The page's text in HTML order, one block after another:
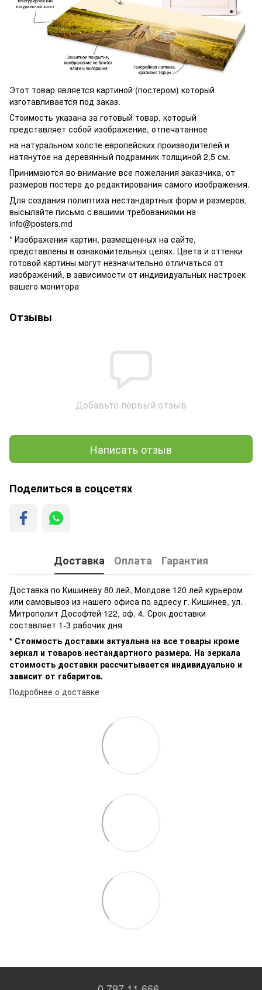
Этот товар является картиной (постером) который
изготавливается под заказ.
Стоимость указана за готовый товар, который
представляет собой изображение, отпечатанное
на натуральном холсте европейских производителей и
натянутое на деревянный подрамник толщиной 2,5 см.
Принимаются во внимание все пожелания заказчика, от
размеров постера до редактирования самого изображения.
Для создания полиптиха нестандартных форм и размеров,
высылайте письмо c вашими требованиями на
info@posters.md
* Изображения картин, размещенных на сайте,
представлены в ознакомительных целях. Цвета и оттенки
готовой картины могут незначительно отличаться от
изображений, в зависимости от индивидуальных настроек
вашего монитора
Отзывы
Добавьте первый отзыв
Написать отзыв
Поделиться в соцсетях
Доставка Оплата Гарантия
Доставка по Кишиневу 80 лей, Молдове 120 лей курьером
или самовывоз из нашего офиса по адресу г. Кишинев, ул.
Митрополит Дософтей 122, оф. 4. Срок доставки
составляет 1-3 рабочих дня
* Стоимость доставки актуальна на все товары кроме
зеркал и товаров нестандартного размера. На зеркала
стоимость доставки рассчитывается индивидуально и
зависит от габаритов.
Подробнее о доставке